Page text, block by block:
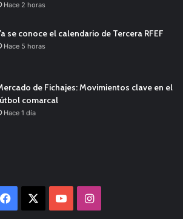
Hace 2 horas
se conoce el calendario de Tercera RFEF
Hace 5 horas
de Fichajes: Movimientos clave en el
comarcal
Hace 1 día
Facebook YouTubeInstagram